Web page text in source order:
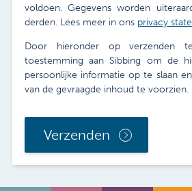
voldoen. Gegevens worden
derden. Lees meer in ons privacy
Door hieronder op verzenden
toestemming aan Sibbing om de
persoonlijke informatie op te slaan
van de gevraagde inhoud te voorzien.